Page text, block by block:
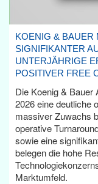
KOENIG & BAUER
SIGNIFIKANTER
UNTERJÄHRIGE
POSITIVER FREE
Die Koenig & Bauer
2026 eine deutliche
massiver Zuwachs
operative
sowie eine
belegen die hohe
Marktumfeld.